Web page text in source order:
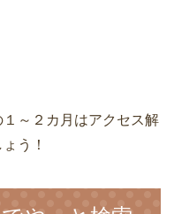
～２カ月はアクセス解
う！